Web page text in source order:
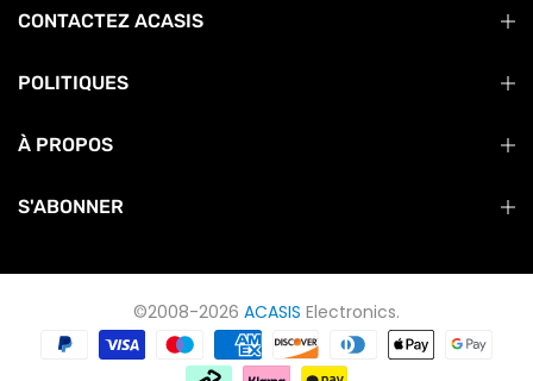
CONTACTEZ ACASIS
POLITIQUES
À PROPOS
S'ABONNER
©2008-2026 ACASIS Electronics.